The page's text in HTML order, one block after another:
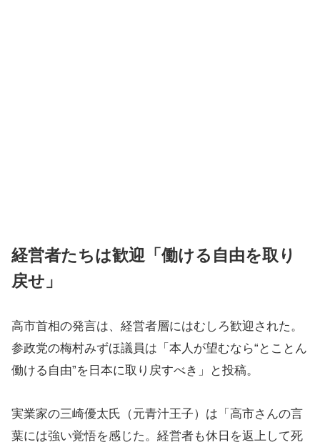
経営者たちは歓迎「働ける自由を取り
戻せ」
高市首相の発言は、経営者層にはむしろ歓迎された。
参政党の梅村みずほ議員は「本人が望むなら“とことん
働ける自由”を日本に取り戻すべき」と投稿。
実業家の三崎優太氏（元青汁王子）は「高市さんの言
葉には強い覚悟を感じた。経営者も休日を返上して死